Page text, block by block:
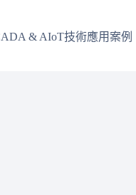
& AIoT技術應用案例